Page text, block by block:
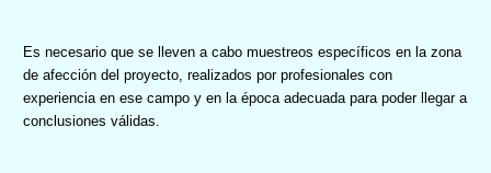
Es necesario que se lleven a cabo muestreos específicos en la zona
de afección del proyecto, realizados por profesionales con
experiencia en ese campo y en la época adecuada para poder llegar a
conclusiones válidas.